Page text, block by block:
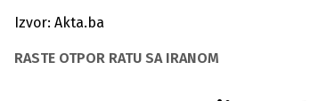
Izvor: Akta.ba
RASTE OTPOR RATU SA IRANOM